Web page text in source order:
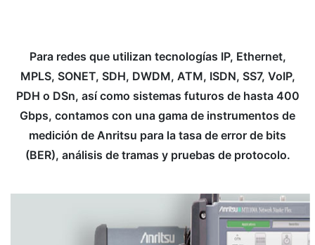
Para redes que utilizan tecnologías IP, Ethernet,
MPLS, SONET, SDH, DWDM, ATM, ISDN, SS7, VoIP,
PDH o DSn, así como sistemas futuros de hasta 400
Gbps, contamos con una gama de instrumentos de
medición de Anritsu para la tasa de error de bits
(BER), análisis de tramas y pruebas de protocolo.